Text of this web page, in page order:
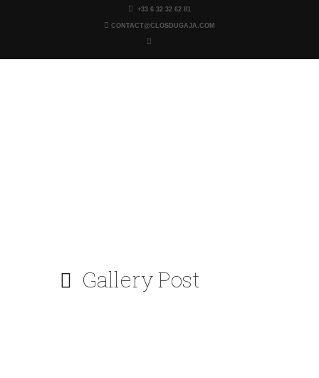
+33 6 32 32 62 81
CONTACT@CLOSDUGAJA.COM
Gallery Post